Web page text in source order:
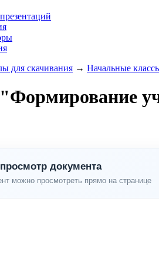
для скачивания → Начальные
документа
можно просмотреть прямо на странице